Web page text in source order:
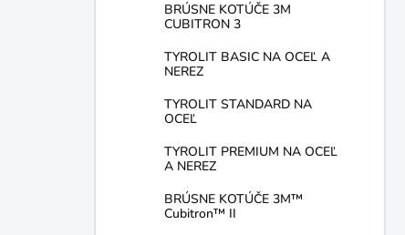
BRÚSNE KOTÚČE 3M
CUBITRON 3
TYROLIT BASIC NA OCEĽ A
NEREZ
TYROLIT STANDARD NA
OCEĽ
TYROLIT PREMIUM NA OCEĽ
A NEREZ
BRÚSNE KOTÚČE 3M™
Cubitron™ II